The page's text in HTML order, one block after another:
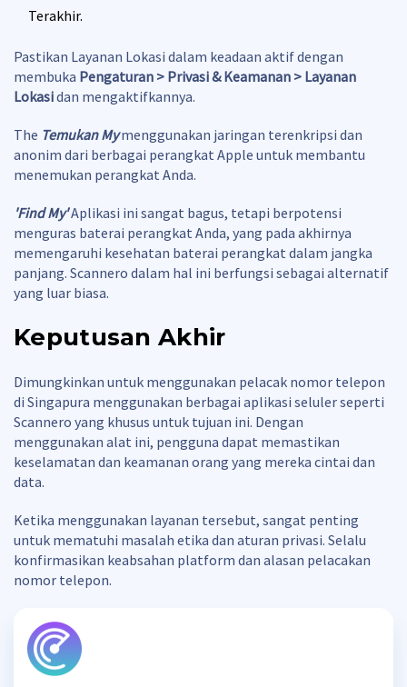
Terakhir.
Pastikan Layanan Lokasi dalam keadaan aktif dengan
membuka Pengaturan > Privasi & Keamanan > Layanan
Lokasidan mengaktifkannya.
The Temukan Mymenggunakan jaringan terenkripsi dan
anonim dari berbagai perangkat Apple untuk membantu
menemukan perangkat Anda.
'Find My'Aplikasi ini sangat bagus, tetapi berpotensi
menguras baterai perangkat Anda, yang pada akhirnya
memengaruhi kesehatan baterai perangkat dalam jangka
panjang. Scannero dalam hal ini berfungsi sebagai alternatif
yang luar biasa.
Keputusan Akhir
Dimungkinkan untuk menggunakan pelacak nomor telepon
di Singapura menggunakan berbagai aplikasi seluler seperti
Scannero yang khusus untuk tujuan ini. Dengan
menggunakan alat ini, pengguna dapat memastikan
keselamatan dan keamanan orang yang mereka cintai dan
data.
Ketika menggunakan layanan tersebut, sangat penting
untuk mematuhi masalah etika dan aturan privasi. Selalu
konfirmasikan keabsahan platform dan alasan pelacakan
nomor telepon.